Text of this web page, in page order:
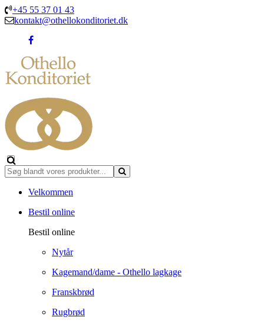
+45 55 37 01 43
kontakt@othellokonditoriet.dk
Velkommen
Bestil online
Bestil online
Nytår
Kagemand/dame - Othello lagkage
Franskbrød
Rugbrød